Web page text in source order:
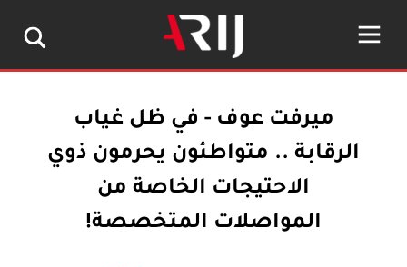
ميرفت عوف - في ظل غياب
الرقابة .. متواطئون يحرمون ذوي
الاحتيجات الخاصة من
المواصلات المتخصصة!